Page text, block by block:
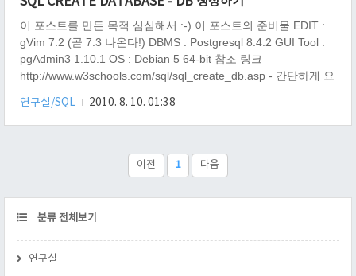
이 포스트를 만든 목적 심심해서 :-) 이 포스트의 준비물 EDIT :
gVim 7.2 (곧 7.3 나온다!) DBMS : Postgresql 8.4.2 GUI Tool :
pgAdmin3 1.10.1 OS : Debian 5 64-bit 참조 링크
http://www.w3schools.com/sql/sql_create_db.asp - 간단하게 요
http://www.postgresql.org/docs/8.3/static/sql-
createdatabase.html - postgrsql 에 대해서 아주 자세히 나와 있
운 DB를 생성하는 명령어/문법 이다. 각 DB마다 해당 SQL이 먹
히지만, 세부 옵션을 지정하기..
연구실/SQL 2010. 8. 10. 01:38
이전 1 다음
CATEGORY
분류 전체보기
연구실